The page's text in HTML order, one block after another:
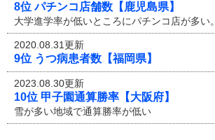
8位 パチンコ店舗数【鹿児島県】
大学進学率が低いところにパチンコ店が多い。
2020.08.31更新
9位 うつ病患者数【福岡県】
2023.08.30更新
10位 甲子園通算勝率【大阪府】
雪が多い地域で通算勝率が低い